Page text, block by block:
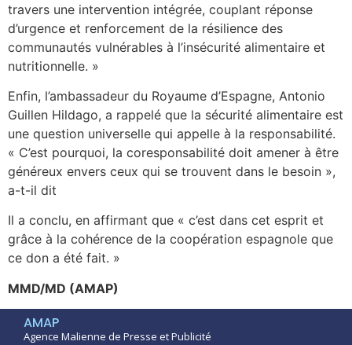
travers une intervention intégrée, couplant réponse
d’urgence et renforcement de la résilience des
communautés vulnérables à l’insécurité alimentaire et
nutritionnelle. »
Enfin, l’ambassadeur du Royaume d’Espagne, Antonio
Guillen Hildago, a rappelé que la sécurité alimentaire est
une question universelle qui appelle à la responsabilité.
« C’est pourquoi, la coresponsabilité doit amener à être
généreux envers ceux qui se trouvent dans le besoin »,
a-t-il dit
Il a conclu, en affirmant que « c’est dans cet esprit et
grâce à la cohérence de la coopération espagnole que
ce don a été fait. »
MMD/MD (AMAP)
AMAP
Agence Malienne de Presse et Publicité